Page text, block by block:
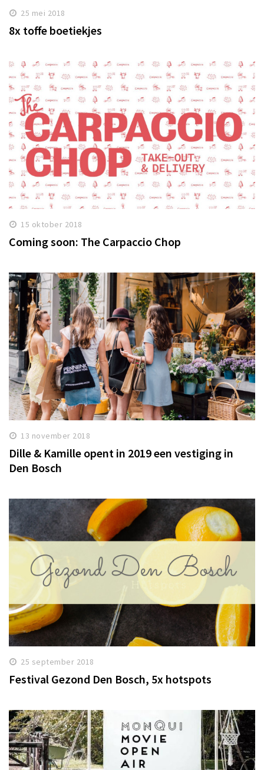
25 mei 2018
8x toffe boetiekjes
15 oktober 2018
Coming soon: The Carpaccio Chop
13 november 2018
Dille & Kamille opent in 2019 een vestiging in
Den Bosch
25 september 2018
Festival Gezond Den Bosch, 5x hotspots